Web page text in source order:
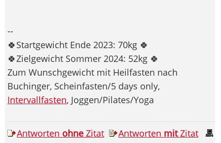
--
🍀Startgewicht Ende 2023: 70kg 🍀
🍀Zielgewicht Sommer 2024: 52kg 🍀
Zum Wunschgewicht mit Heilfasten nach
Buchinger, Scheinfasten/5 days only,
Intervallfasten, Joggen/Pilates/Yoga
Antworten ohne Zitat Antworten mitZitat